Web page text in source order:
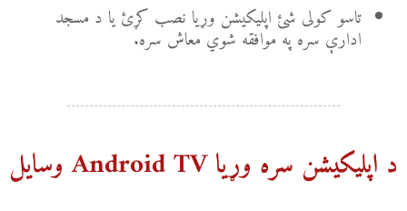
تاسو کولی شئ اپلیکیشن وړیا نصب کړئ یا د مسجد
ادارې سره په موافقه شوي معاش سره.
د اپلیکیشن سره وړیا Android TV وسایل